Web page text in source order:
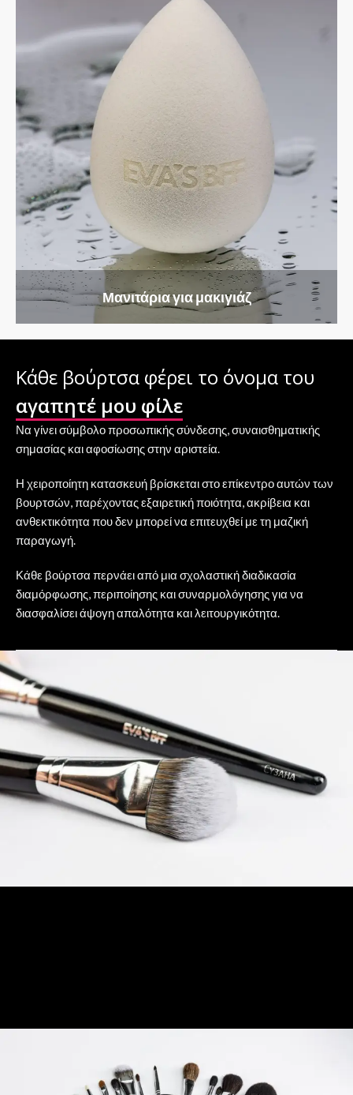
Μανιτάρια για μακιγιάζ
Κάθε βούρτσα φέρει το όνομα του
αγαπητέ μου φίλε
Να γίνει σύμβολο προσωπικής σύνδεσης, συναισθηματικής
σημασίας και αφοσίωσης στην αριστεία.
Η χειροποίητη κατασκευή βρίσκεται στο επίκεντρο αυτών των
βουρτσών, παρέχοντας εξαιρετική ποιότητα, ακρίβεια και
ανθεκτικότητα που δεν μπορεί να επιτευχθεί με τη μαζική
παραγωγή.
Κάθε βούρτσα περνάει από μια σχολαστική διαδικασία
διαμόρφωσης, περιποίησης και συναρμολόγησης για να
διασφαλίσει άψογη απαλότητα και λειτουργικότητα.